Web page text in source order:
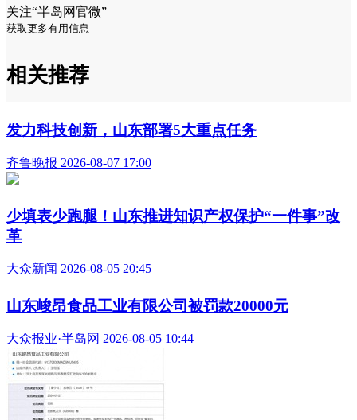
关注“半岛网官微”
获取更多有用信息
相关推荐
发力科技创新，山东部署5大重点任务
齐鲁晚报 2026-08-07 17:00
少填表少跑腿！山东推进知识产权保护“一件事”改
革
大众新闻 2026-08-05 20:45
山东峻昂食品工业有限公司被罚款20000元
大众报业·半岛网 2026-08-05 10:44